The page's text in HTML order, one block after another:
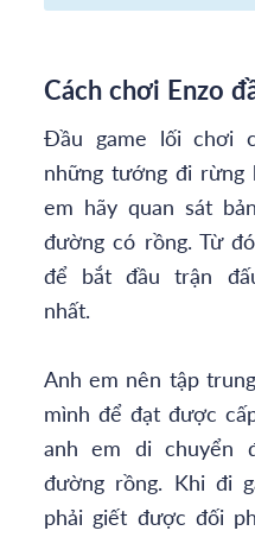
Cách chơi Enzo
Đầu game lối chơi
những tướng đi rừng
em hãy quan sát
đường có rồng. Từ
để bắt đầu trận
nhất.
Anh em nên tập
mình để đạt được
anh em di chuyển
đường rồng. Khi đi
phải giết được đối